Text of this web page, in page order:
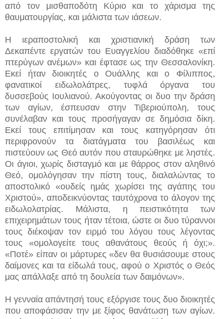
από τον μισθαποδότη Κύριο και το χάρισμα της
θαυματουργίας, και μάλιστα των ιάσεων.
Η ιεραποστολική και χριστιανική δράση των
Δεκαπέντε εργατών του Ευαγγελίου διαδόθηκε «επί
πτερύγων ανέμων» και έφτασε ως την Θεσσαλονίκη.
Εκεί ήταν διοικητές ο Ουάλλης και ο Φίλιππος,
φανατικοί ειδωλολάτρες, τυφλά όργανα του
δυσσεβούς Ιουλιανού. Ακούγοντας οι δυο την δράση
των αγίων, έσπευσαν στην Τιβεριούπολη, τους
συνέλαβαν και τους προσήγαγαν σε δημόσια δίκη.
Εκεί τους επιτίμησαν και τους κατηγόρησαν ότι
περιφρονούν τα διατάγματα του βασιλέως και
πιστεύουν ως Θεό αυτόν που σταυρώθηκε με ληστές.
Οι άγιοι, χωρίς δισταγμό και με θάρρος στον αληθινό
Θεό, ομολόγησαν την πίστη τους, διαλαλώντας το
αποστολικό «ουδείς ημάς χωρίσει της αγάπης του
Χριστού», αποδεικνύοντας ταυτόχρονα το άλογον της
ειδωλολατρίας. Μάλιστα, η πειστικότητα των
επιχειρημάτων τους ήταν τέτοια, ώστε οι δυο τύραννοι
τους διέκοψαν τον ειρμό του λόγου τους λέγοντας
τους «ομολογείτε τους αθανάτους θεούς ή όχι;».
«Ποτέ» είπαν οι μάρτυρες «δεν θα θυσιάσουμε στους
δαίμονες και τα είδωλά τους, αφού ο Χριστός ο Θεός
μας απάλλαξε από τη δουλεία των δαιμόνων».
Η γενναία απάντησή τους εξόργισε τους δυο διοικητές
που αποφάσισαν την με ξίφος θανάτωση των αγίων.